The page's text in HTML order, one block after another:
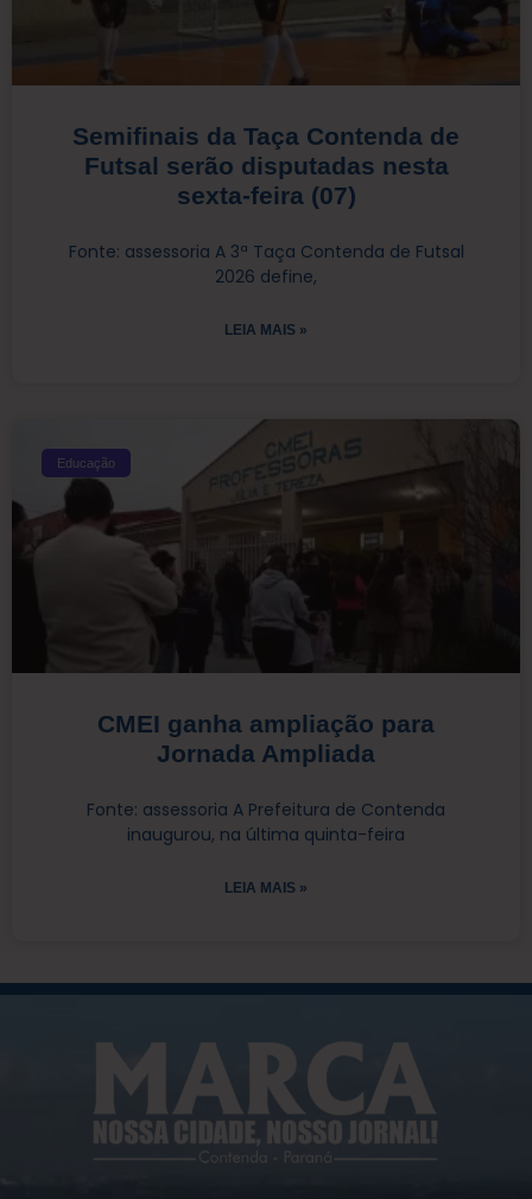
Semifinais da Taça Contenda de
Futsal serão disputadas nesta
sexta-feira (07)
Fonte: assessoria A 3ª Taça Contenda de Futsal
2026 define,
LEIA MAIS »
Educação
CMEI ganha ampliação para
Jornada Ampliada
Fonte: assessoria A Prefeitura de Contenda
inaugurou, na última quinta-feira
LEIA MAIS »